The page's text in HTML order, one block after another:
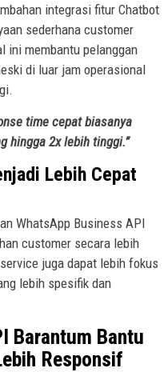
integrasi fitur Chatbot
sederhana customer
ini membantu pelanggan
di luar jam operasional
time cepat biasanya
hingga 2x lebih tinggi.”
Lebih Cepat
WhatsApp Business API
customer secara lebih
juga dapat lebih fokus
lebih spesifik dan
Barantum Bantu
Responsif